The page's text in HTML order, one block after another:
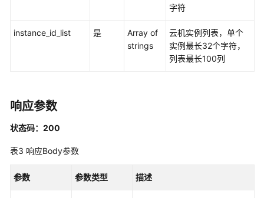
文
通
参
品
字符
instance_id_list 是
Array of
strings
云机实例列表，单个
实例最长32个字符，
列表最长100列
响应参数
状态码：200
表3 响应Body参数
参数 参数类型 描述